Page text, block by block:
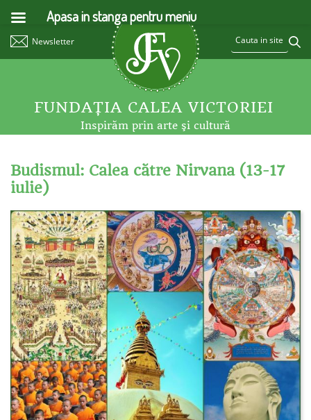
Newsletter
FUNDAŢIA CALEA VICTORIEI
Inspirăm prin arte şi cultură
Budismul: Calea către Nirvana (13-17
iulie)
Apasa in stanga pentru meniu